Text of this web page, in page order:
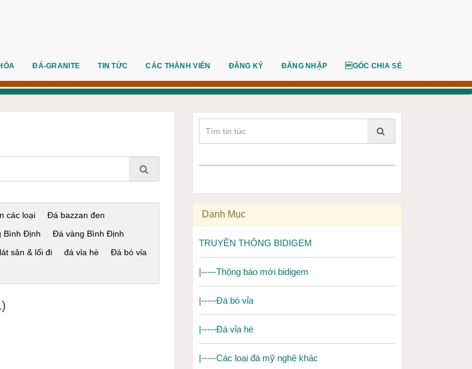
ĐÁ-GRANITE TIN TỨC CÁC THÀNH VIÊN ĐĂNG KÝ ĐĂNG NHẬP GÓC CHIA SẺ
các loại
Đá bazzan đen
Bình Định
Đá vàng Bình Định
sân & lối đi đá vỉa hè
Đá bó vỉa
Danh Mục
TRUYỀN THÔNG BIDIGEM
|-----Thộng báo mới bidigem
|-----Đá bó vỉa
|-----Đá vỉa hè
|-----Các loại đá mỹ nghệ khác